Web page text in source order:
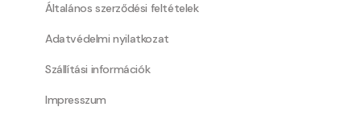
Általános szerződési feltételek
Adatvédelmi nyilatkozat
Szállítási információk
Impresszum